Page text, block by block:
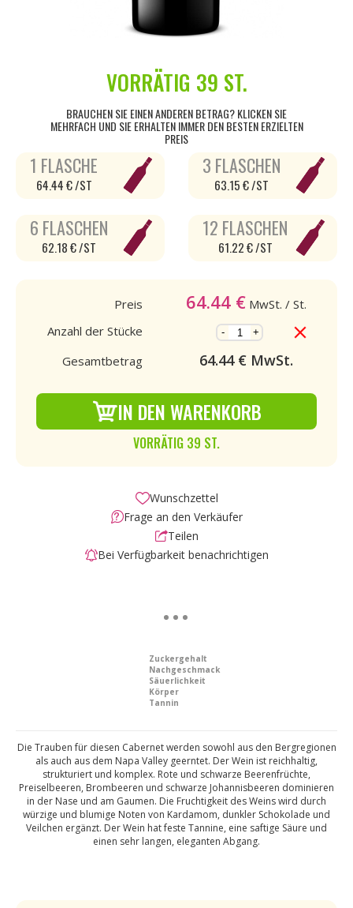
VORRÄTIG 39 ST.
BRAUCHEN SIE EINEN ANDEREN BETRAG? KLICKEN SIE
MEHRFACH UND SIE ERHALTEN IMMER DEN BESTEN ERZIELTEN
PREIS
1 FLASCHE
64.44 € /ST
3 FLASCHEN
63.15 € /ST
6 FLASCHEN
62.18 € /ST
12 FLASCHEN
61.22 € /ST
Preis 64.44€ MwSt. / St.
Anzahl der Stücke
- +
Gesamtbetrag 64.44€ MwSt.
IN DEN WARENKORB
VORRÄTIG 39 ST.
Wunschzettel
Frage an den Verkäufer
Teilen
Bei Verfügbarkeit benachrichtigen
Zuckergehalt
Nachgeschmack
Säuerlichkeit
Körper
Tannin
Die Trauben für diesen Cabernet werden sowohl aus den Bergregionen
als auch aus dem Napa Valley geerntet. Der Wein ist reichhaltig,
strukturiert und komplex. Rote und schwarze Beerenfrüchte,
Preiselbeeren, Brombeeren und schwarze Johannisbeeren dominieren
in der Nase und am Gaumen. Die Fruchtigkeit des Weins wird durch
würzige und blumige Noten von Kardamom, dunkler Schokolade und
Veilchen ergänzt. Der Wein hat feste Tannine, eine saftige Säure und
einen sehr langen, eleganten Abgang.